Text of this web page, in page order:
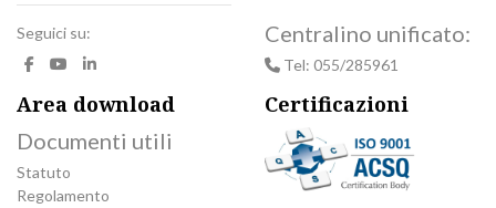
Seguici su: Centralino unificato:
Tel: 055/285961
Area download
Documenti utili
Statuto
Regolamento
Certificazioni